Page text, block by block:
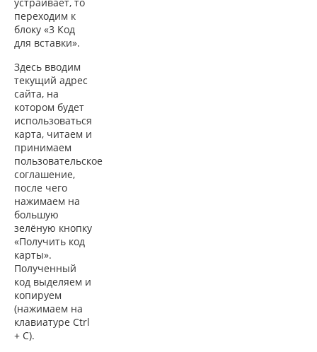
переходим к
блоку «3 Код
для вставки».
Здесь вводим
текущий адрес
сайта, на
котором будет
использоваться
карта, читаем и
принимаем
пользовательское
соглашение,
после чего
нажимаем на
большую
зелёную кнопку
«Получить код
карты».
Полученный
код выделяем и
копируем
(нажимаем на
клавиатуре Ctrl
+ C).